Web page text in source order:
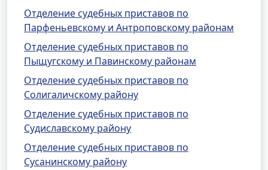
Отделение судебных приставов по
Парфеньевскому и Антроповскому районам
Отделение судебных приставов по
Пыщугскому и Павинскому районам
Отделение судебных приставов по
Солигаличскому району
Отделение судебных приставов по
Судиславскому району
Отделение судебных приставов по
Сусанинскому району